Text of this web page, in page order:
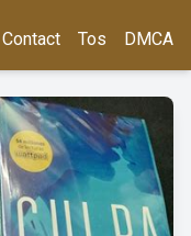
Contact Tos DMCA